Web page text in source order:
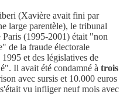
(Xavière avait fini par
large parentèle), le tribunal
Paris (1995-2001) était "non
de la fraude électorale
1995 et des législatives de
Il avait été condamné à trois
avec sursis et 10.000 euros
vu infliger neuf mois avec